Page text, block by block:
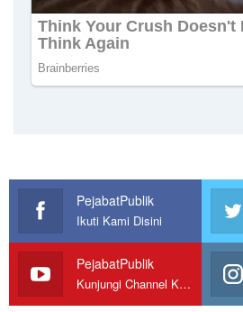
PejabatPublik
Ikuti Kami Disini
PejabatPublik
Kunjungi Channel Kami